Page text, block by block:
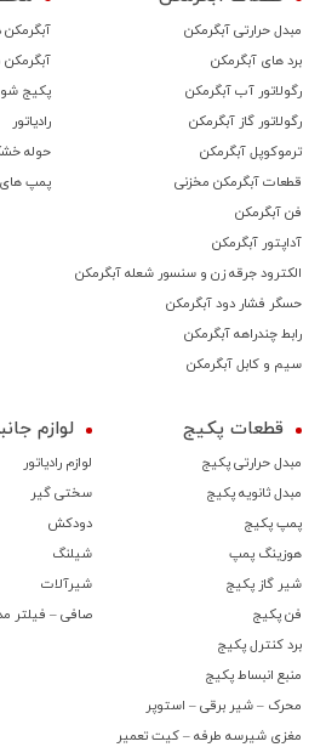
مبدل حرارتی آبگرمکن
برد های آبگرمکن
رگولاتور آب آبگرمکن
رگولاتور گاز آبگرمکن
ترموكوپل آبگرمکن
قطعات آبگرمکن مخزنی
فن آبگرمکن
آداپتور آبگرمکن
الکترود جرقه زن و سنسور شعله آبگرمکن
حسگر فشار دود آبگرمکن
رابط چندراهه آبگرمکن
سیم و کابل آبگرمکن
آبگرمکن
پکیج
رادیاتور
حوله
پمپ
قطعات پکیج
مبدل حرارتی پکیج
مبدل ثانویه پکیج
پمپ پکیج
هوزینگ پمپ
شیر گاز پکیج
فن پکیج
برد کنترل پکیج
منبع انبساط پکیج
محرک – شیر برقی – استوپر
مغزی شیرسه طرفه – کیت تعمیر
لوازم
لوازم رادیاتور
سختی گیر
دودکش
شیلنگ
شیرآلات
صافی – فیلتر